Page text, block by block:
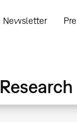
Newsletter
Research